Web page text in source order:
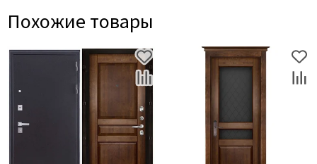
Похожие товары